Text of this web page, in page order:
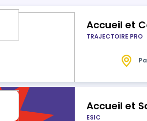
Accueil et
TRAJECTOIRE PRO
Accueil et
ESIC